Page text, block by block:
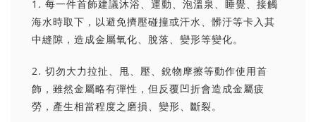
1. 每一件首飾建議沐浴、運動、泡溫泉、睡覺、接觸
海水時取下，以避免擠壓碰撞或汗水、髒汙等卡入其
中縫隙，造成金屬氧化、脫落、變形等變化。
2. 切勿大力拉扯、甩、壓、銳物摩擦等動作使用首
飾，雖然金屬略有彈性，但反覆凹折會造成金屬疲
勞，產生相當程度之磨損、變形、斷裂。